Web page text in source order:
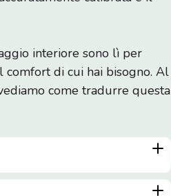
interiore sono lì per
di cui hai bisogno. Al
come tradurre questa